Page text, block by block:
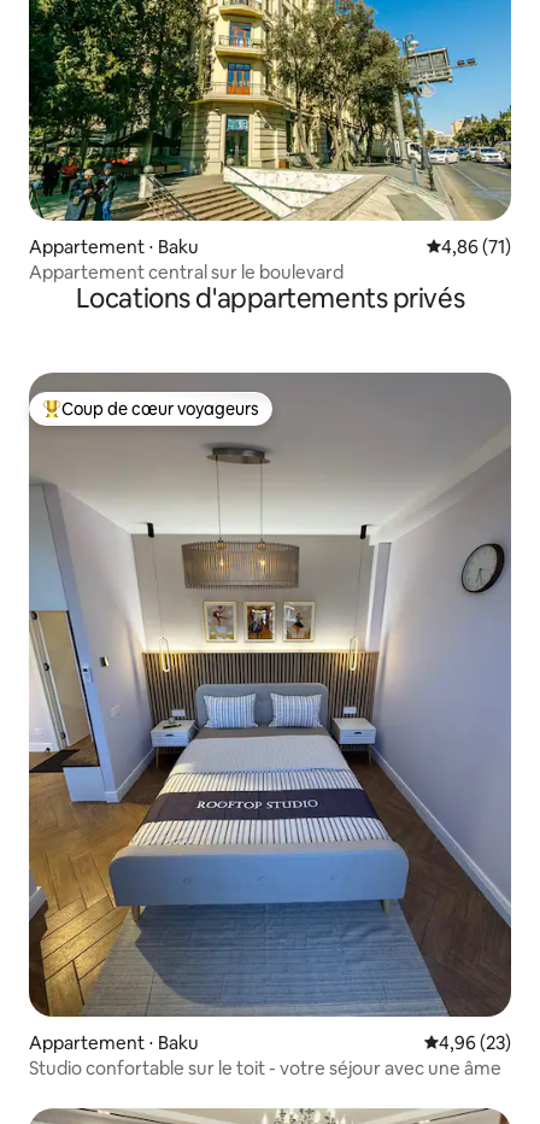
Appartement ⋅ Baku Évaluation
4,86 (71)
Appartement central sur le boulevard
Locations d'appartements privés
Coups de cœur voyageurs les plus appréciés
Coup de cœur voyageurs
Appartement ⋅ Baku Évaluation
4,96 (23)
Studio confortable sur le toit - votre séjour avec une âme